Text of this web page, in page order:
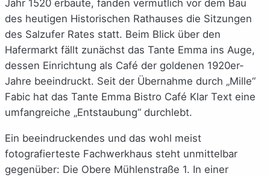
Jahr 1520 erbaute, fanden vermutlich vor dem Bau
des heutigen Historischen Rathauses die Sitzungen
des Salzufer Rates statt. Beim Blick über den
Hafermarkt fällt zunächst das Tante Emma ins Auge,
dessen Einrichtung als Café der goldenen 1920er-
Jahre beeindruckt. Seit der Übernahme durch „Mille“
Fabic hat das Tante Emma Bistro Café Klar Text eine
umfangreiche „Entstaubung“ durchlebt.
Ein beeindruckendes und das wohl meist
fotografierteste Fachwerkhaus steht unmittelbar
gegenüber: Die Obere Mühlenstraße 1. In einer